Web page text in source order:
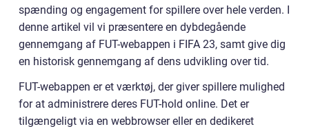
spænding og engagement for spillere over hele verden. I
denne artikel vil vi præsentere en dybdegående
gennemgang af FUT-webappen i FIFA 23, samt give dig
en historisk gennemgang af dens udvikling over tid.
FUT-webappen er et værktøj, der giver spillere mulighed
for at administrere deres FUT-hold online. Det er
tilgængeligt via en webbrowser eller en dedikeret